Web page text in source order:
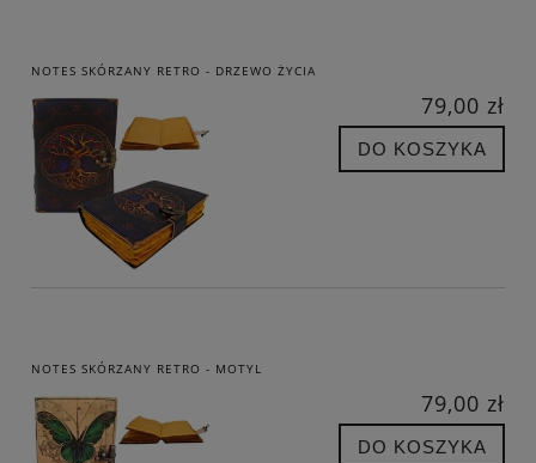
NOTES SKÓRZANY RETRO - DRZEWO ŻYCIA
79,00 zł
DO KOSZYKA
NOTES SKÓRZANY RETRO - MOTYL
79,00 zł
DO KOSZYKA